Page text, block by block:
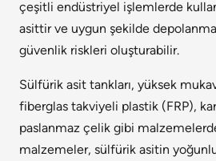
çeşitli endüstriyel işlemlerde
asittir ve uygun şekilde
güvenlik riskleri oluşturabilir.
Sülfürik asit tankları, yüksek
fiberglas takviyeli plastik (FRP),
paslanmaz çelik gibi
malzemeler, sülfürik asitin